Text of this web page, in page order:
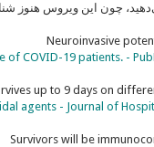
چون این ویروس هنوز
Neuroinvasive
COVID-19 patients. -
up to 9 days on
agents - Journal of
Survivors will be